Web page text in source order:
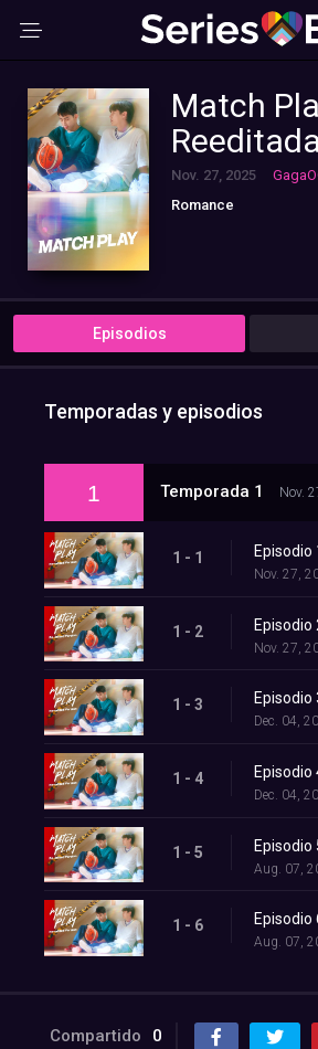
Match
Nov. 27, 2025
Romance
Episodios
Temporadas y episodios
1 Temporada 1 Nov.
1 - 1 Episodio
Nov. 27,
1 - 2 Episodio
Nov. 27,
1 - 3 Episodio
Dec. 04,
1 - 4 Episodio
Dec. 04,
1 - 5 Episodio
Aug. 07,
1 - 6 Episodio
Aug. 07,
Compartido 0